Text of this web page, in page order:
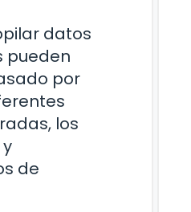
datos
pueden
por
los
de